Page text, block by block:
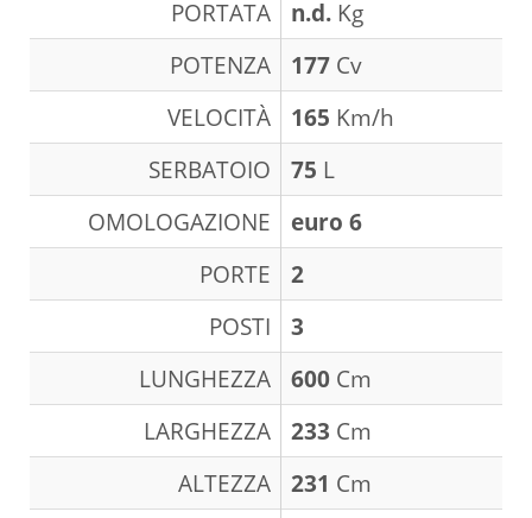
PORTATA
n.d. Kg
POTENZA
177 Cv
VELOCITÀ
165 Km/h
SERBATOIO
75 L
OMOLOGAZIONE
euro 6
PORTE
2
POSTI
3
LUNGHEZZA
600 Cm
LARGHEZZA
233 Cm
ALTEZZA
231 Cm